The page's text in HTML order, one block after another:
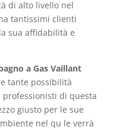
di alto livello nel
tantissimi clienti
sua affidabilità e
a Gas Vaillant
tante possibilità
di questa
giusto per le sue
nel qu le verrà